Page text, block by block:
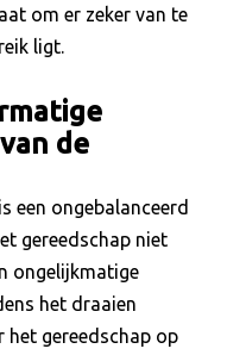
om er zeker van te
ligt.
de
een ongebalanceerd
gereedschap niet
ongelijkmatige
het draaien
het gereedschap op